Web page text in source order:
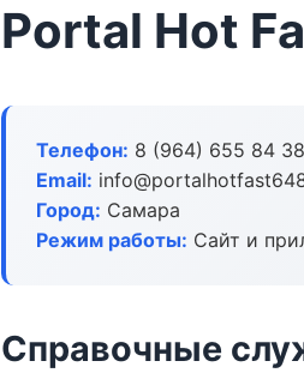
Portal Hot
Телефон: 8 (964) 655 84 38
Email:
Город: Самара
Режим работы: Сайт и
Справочные